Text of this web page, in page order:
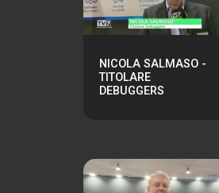
NICOLA SALMASO -
TITOLARE
DEBUGGERS